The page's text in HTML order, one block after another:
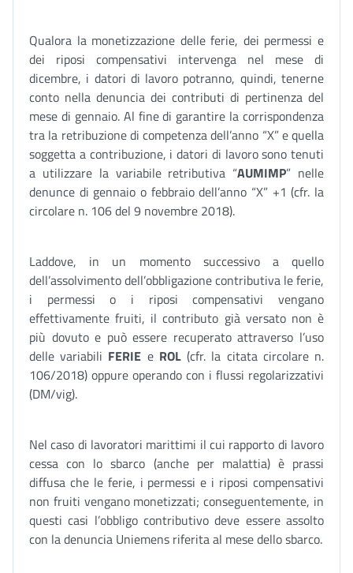
Qualora la monetizzazione delle ferie, dei permessi e
dei riposi compensativi intervenga nel mese di
dicembre, i datori di lavoro potranno, quindi, tenerne
conto nella denuncia dei contributi di pertinenza del
mese di gennaio. Al fine di garantire la corrispondenza
tra la retribuzione di competenza dell’anno “X” e quella
soggetta a contribuzione, i datori di lavoro sono tenuti
a utilizzare la variabile retributiva “AUMIMP” nelle
denunce di gennaio o febbraio dell’anno “X” +1 (cfr. la
circolare n. 106 del 9 novembre 2018).
Laddove, in un momento successivo a quello
dell’assolvimento dell’obbligazione contributiva le ferie,
i permessi o i riposi compensativi vengano
effettivamente fruiti, il contributo già versato non è
più dovuto e può essere recuperato attraverso l’uso
delle variabili FERIE e ROL(cfr. la citata circolare n.
106/2018) oppure operando con i flussi regolarizzativi
(DM/vig).
Nel caso di lavoratori marittimi il cui rapporto di lavoro
cessa con lo sbarco (anche per malattia) è prassi
diffusa che le ferie, i permessi e i riposi compensativi
non fruiti vengano monetizzati; conseguentemente, in
questi casi l’obbligo contributivo deve essere assolto
con la denuncia Uniemens riferita al mese dello sbarco.